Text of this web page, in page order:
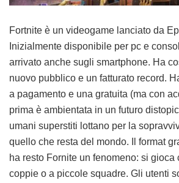
Fortnite è un videogame lanciato da
Inizialmente disponibile per pc e
arrivato anche sugli smartphone. Ha
nuovo pubblico e un fatturato record.
a pagamento e una gratuita (ma con
prima è ambientata in un futuro
umani superstiti lottano per la
quello che resta del mondo. Il format
ha resto Fornite un fenomeno: si gioca
coppie o a piccole squadre. Gli utenti